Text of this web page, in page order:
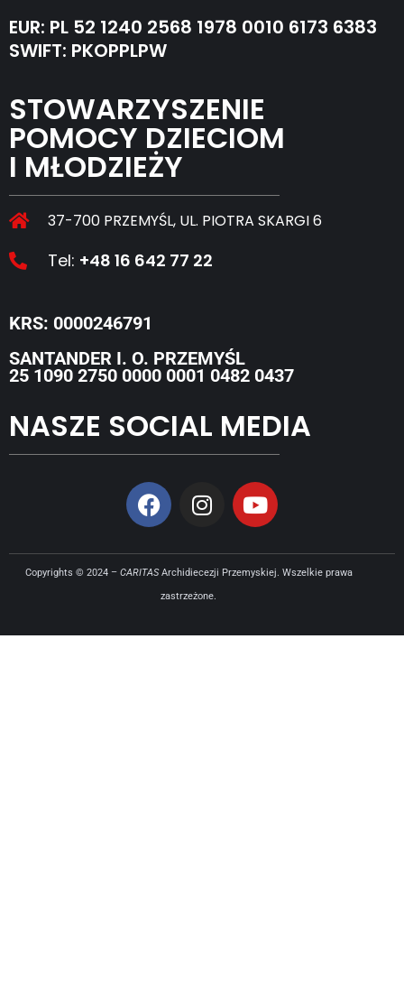
EUR: PL 52 1240 2568 1978 0010 6173 6383
SWIFT: PKOPPLPW
STOWARZYSZENIE
POMOCY DZIECIOM
I MŁODZIEŻY
37-700 PRZEMYŚL, UL. PIOTRA SKARGI 6
Tel: +48 16 642 77 22
KRS: 0000246791
SANTANDER I. O. PRZEMYŚL
25 1090 2750 0000 0001 0482 0437
NASZE SOCIAL MEDIA
Copyrights © 2024 – CARITASArchidiecezji Przemyskiej. Wszelkie prawa
zastrzeżone.